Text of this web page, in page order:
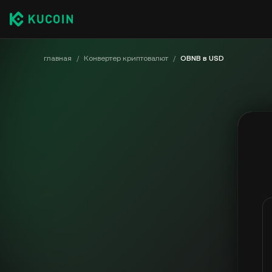
главная / Конвертер криптовалют / OBNB в USD